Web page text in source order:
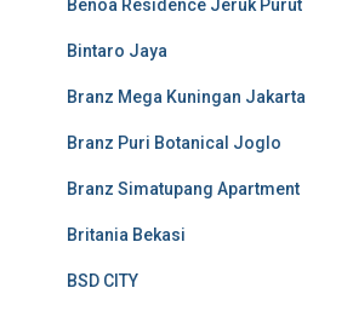
Benoa Residence Jeruk Purut
Bintaro Jaya
Branz Mega Kuningan Jakarta
Branz Puri Botanical Joglo
Branz Simatupang Apartment
Britania Bekasi
BSD CITY